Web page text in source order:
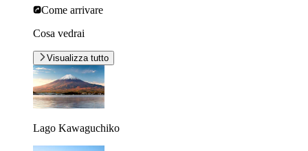
Come arrivare
Cosa vedrai
Visualizza tutto
Lago Kawaguchiko